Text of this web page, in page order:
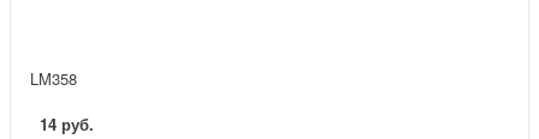
LM358
14 руб.